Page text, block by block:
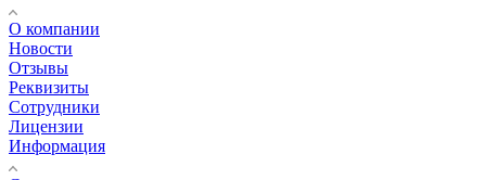
О компании
Новости
Отзывы
Реквизиты
Сотрудники
Лицензии
Информация